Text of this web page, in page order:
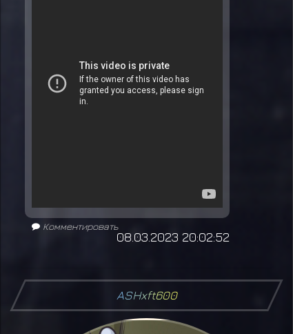
Комментировать
08.03.2023 20:02:52
ASHxft600